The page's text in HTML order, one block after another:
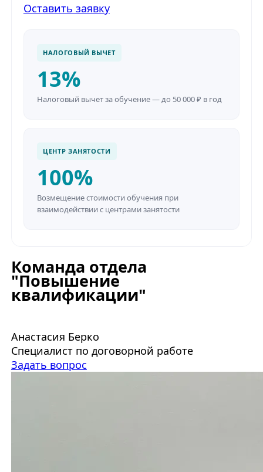
Оставить заявку
НАЛОГОВЫЙ ВЫЧЕТ
13%
Налоговый вычет за обучение — до 50 000 ₽ в год
ЦЕНТР ЗАНЯТОСТИ
100%
Возмещение стоимости обучения при
взаимодействии с центрами занятости
Команда отдела
"Повышение
квалификации"
Анастасия Берко
Специалист по договорной работе
Задать вопрос